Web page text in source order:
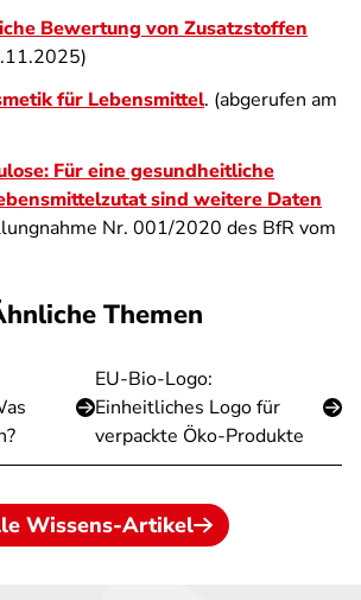
Bewertung von Zusatzstoffen
für Lebensmittel. (abgerufen am
Für eine gesundheitliche
sind weitere Daten
Nr. 001/2020 des BfR vom
Themen
EU-Bio-Logo:
Einheitliches Logo für
verpackte Öko-Produkte
Wissens-Artikel